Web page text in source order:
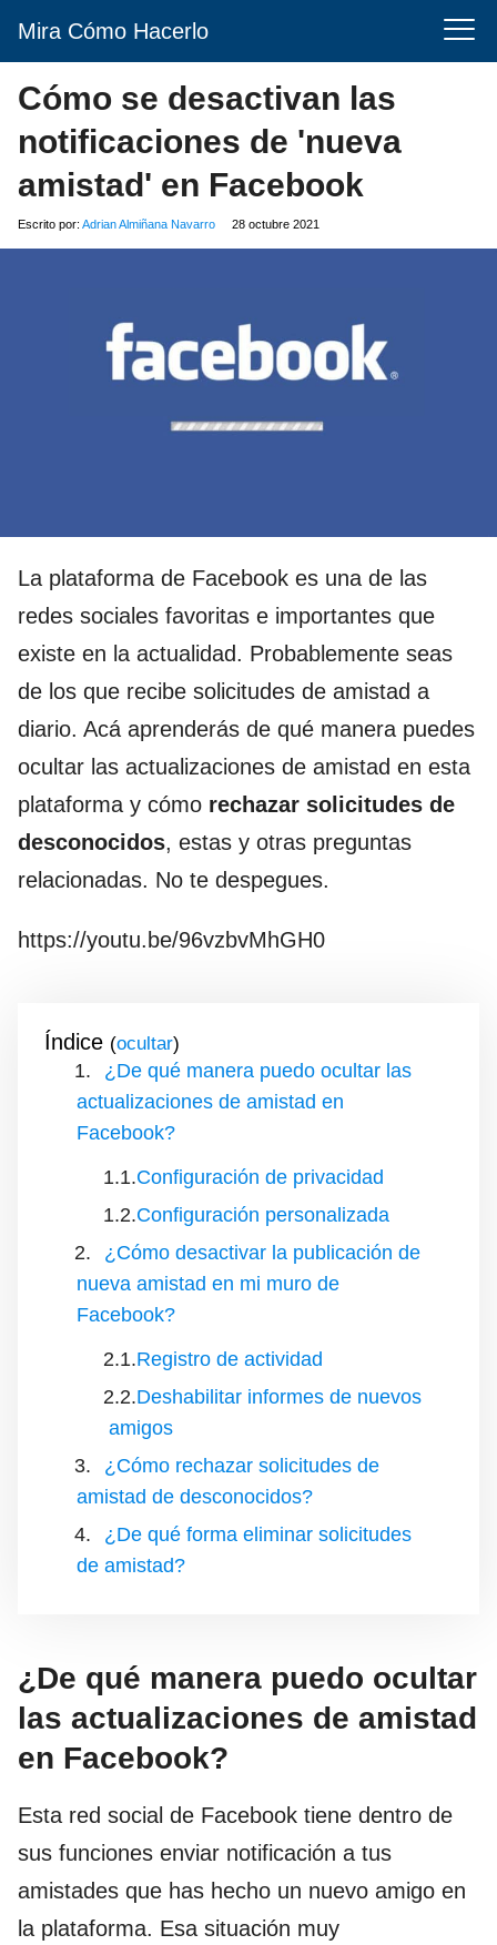
Mira Cómo Hacerlo
Cómo se desactivan las
notificaciones de 'nueva
amistad' en Facebook
Escrito por: Adrian Almiñana Navarro 28 octubre 2021
La plataforma de Facebook es una de las
redes sociales favoritas e importantes que
existe en la actualidad. Probablemente seas
de los que recibe solicitudes de amistad a
diario. Acá aprenderás de qué manera puedes
ocultar las actualizaciones de amistad en esta
plataforma y cómo rechazar solicitudes de
desconocidos, estas y otras preguntas
relacionadas. No te despegues.
https://youtu.be/96vzbvMhGH0
Índice ( )
¿De qué manera puedo ocultar las
actualizaciones de amistad en
Facebook?
Configuración de privacidad
Configuración personalizada
¿Cómo desactivar la publicación de
nueva amistad en mi muro de
Facebook?
Registro de actividad
Deshabilitar informes de nuevos
amigos
¿Cómo rechazar solicitudes de
amistad de desconocidos?
¿De qué forma eliminar solicitudes
de amistad?
¿De qué manera puedo ocultar
las actualizaciones de amistad
en Facebook?
Esta red social de Facebook tiene dentro de
sus funciones enviar notificación a tus
amistades que has hecho un nuevo amigo en
la plataforma. Esa situación muy